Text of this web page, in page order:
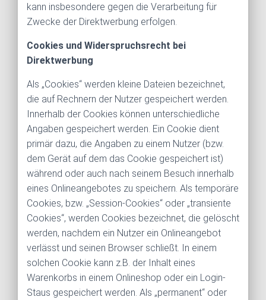
kann insbesondere gegen die Verarbeitung für
Zwecke der Direktwerbung erfolgen.
Cookies und Widerspruchsrecht bei
Direktwerbung
Als „Cookies“ werden kleine Dateien bezeichnet,
die auf Rechnern der Nutzer gespeichert werden.
Innerhalb der Cookies können unterschiedliche
Angaben gespeichert werden. Ein Cookie dient
primär dazu, die Angaben zu einem Nutzer (bzw.
dem Gerät auf dem das Cookie gespeichert ist)
während oder auch nach seinem Besuch innerhalb
eines Onlineangebotes zu speichern. Als temporäre
Cookies, bzw. „Session-Cookies“ oder „transiente
Cookies“, werden Cookies bezeichnet, die gelöscht
werden, nachdem ein Nutzer ein Onlineangebot
verlässt und seinen Browser schließt. In einem
solchen Cookie kann z.B. der Inhalt eines
Warenkorbs in einem Onlineshop oder ein Login-
Staus gespeichert werden. Als „permanent“ oder